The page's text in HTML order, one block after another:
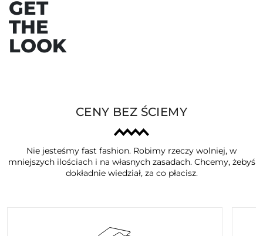
GET
THE
LOOK
CENY BEZ ŚCIEMY
Nie jesteśmy fast fashion. Robimy rzeczy wolniej, w
mniejszych ilościach i na własnych zasadach. Chcemy, żebyś
dokładnie wiedział, za co płacisz.